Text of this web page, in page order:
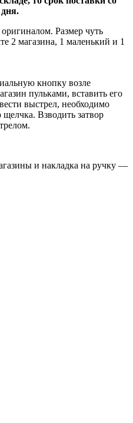
Размер чуть
2 магазина, 1 маленький и 1
кнопку возле
пульками, вставить его
выстрел, необходимо
щелчка. Взводить затвор
и накладка на ручку —